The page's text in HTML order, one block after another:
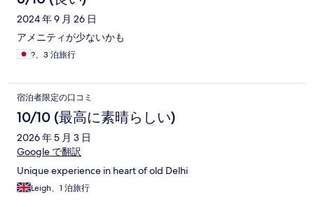
2024 年 9 月 26 日
アメニティが少ないかも
?、3 泊旅行
宿泊者限定の口コミ
10/10 (最高に素晴らしい)
2026 年 5 月 3 日
Google で翻訳
Unique experience in heart of old Delhi
Leigh、1 泊旅行